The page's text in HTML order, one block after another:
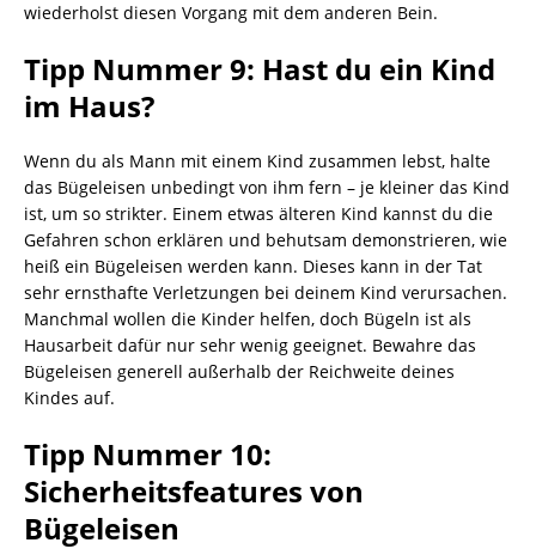
wiederholst diesen Vorgang mit dem anderen Bein.
Tipp Nummer 9: Hast du ein Kind
im Haus?
Wenn du als Mann mit einem Kind zusammen lebst, halte
das Bügeleisen unbedingt von ihm fern – je kleiner das Kind
ist, um so strikter. Einem etwas älteren Kind kannst du die
Gefahren schon erklären und behutsam demonstrieren, wie
heiß ein Bügeleisen werden kann. Dieses kann in der Tat
sehr ernsthafte Verletzungen bei deinem Kind verursachen.
Manchmal wollen die Kinder helfen, doch Bügeln ist als
Hausarbeit dafür nur sehr wenig geeignet. Bewahre das
Bügeleisen generell außerhalb der Reichweite deines
Kindes auf.
Tipp Nummer 10:
Sicherheitsfeatures von
Bügeleisen